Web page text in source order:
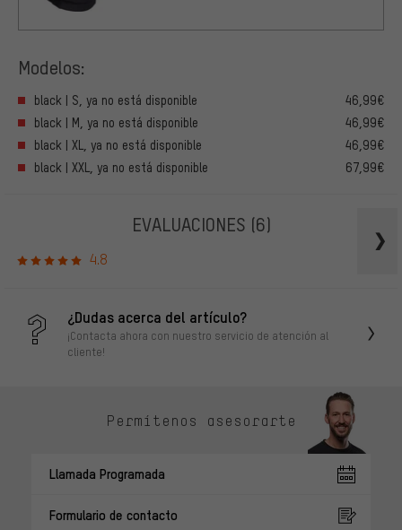
Modelos:
black | S, ya no está disponible
46,99€
black | M, ya no está disponible
46,99€
black | XL, ya no está disponible
46,99€
black | XXL, ya no está disponible
67,99€
EVALUACIONES (6)
4.8
¿Dudas acerca del artículo?
¡Contacta ahora con nuestro servicio de atención al
cliente!
Permítenos asesorarte
Llamada Programada
Formulario de contacto